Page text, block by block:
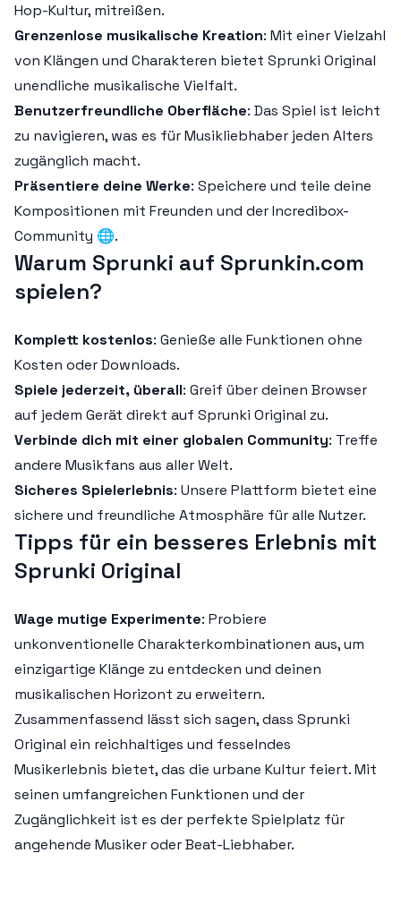
Hop-Kultur, mitreißen.
Grenzenlose musikalische Kreation: Mit einer Vielzahl
von Klängen und Charakteren bietet Sprunki Original
unendliche musikalische Vielfalt.
Benutzerfreundliche Oberfläche: Das Spiel ist leicht
zu navigieren, was es für Musikliebhaber jeden Alters
zugänglich macht.
Präsentiere deine Werke: Speichere und teile deine
Kompositionen mit Freunden und der Incredibox-
Community 🌐.
Warum Sprunki auf Sprunkin.com
spielen?
Komplett kostenlos: Genieße alle Funktionen ohne
Kosten oder Downloads.
Spiele jederzeit, überall: Greif über deinen Browser
auf jedem Gerät direkt auf Sprunki Original zu.
Verbinde dich mit einer globalen Community: Treffe
andere Musikfans aus aller Welt.
Sicheres Spielerlebnis: Unsere Plattform bietet eine
sichere und freundliche Atmosphäre für alle Nutzer.
Tipps für ein besseres Erlebnis mit
Sprunki Original
Wage mutige Experimente: Probiere
unkonventionelle Charakterkombinationen aus, um
einzigartige Klänge zu entdecken und deinen
musikalischen Horizont zu erweitern.
Zusammenfassend lässt sich sagen, dass Sprunki
Original ein reichhaltiges und fesselndes
Musikerlebnis bietet, das die urbane Kultur feiert. Mit
seinen umfangreichen Funktionen und der
Zugänglichkeit ist es der perfekte Spielplatz für
angehende Musiker oder Beat-Liebhaber.